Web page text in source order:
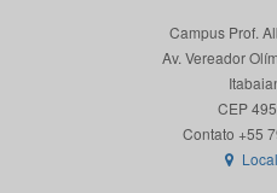
Campus Prof.
Av. Vereador
CEP